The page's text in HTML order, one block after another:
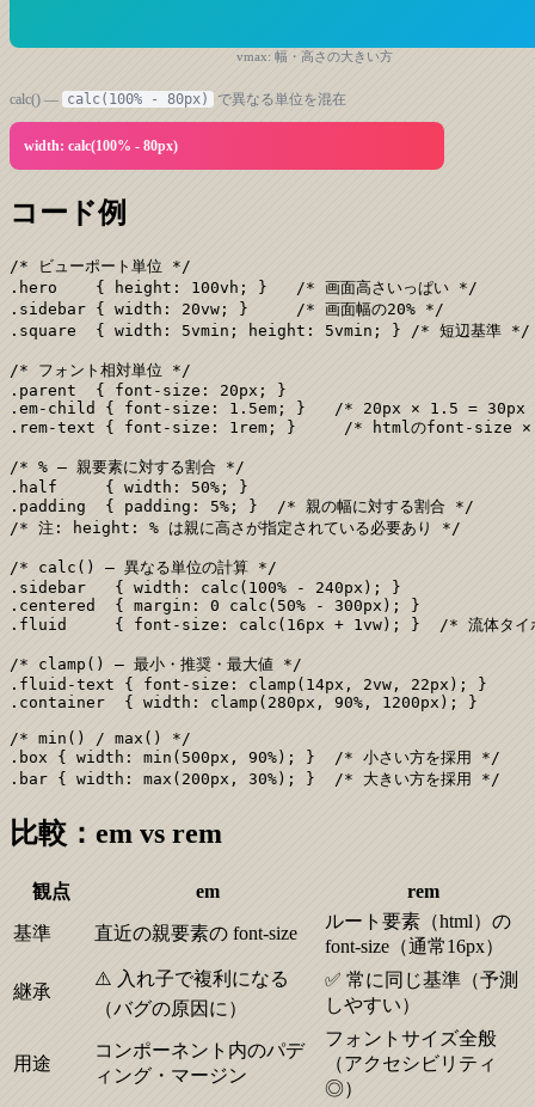
vmax: 幅・高さの大きい方
calc() — calc(100% - 80px) で異なる単位を混在
width: calc(100% - 80px)
コード例
/* ビューポート単位 */
.hero    { height: 100vh; }   /* 画面高さいっぱい */
.sidebar { width: 20vw; }     /* 画面幅の20% */
.square  { width: 5vmin; height: 5vmin; } /* 短辺基準 */
/* フォント相対単位 */
.parent  { font-size: 20px; }
.em-child { font-size: 1.5em; }   /* 20px × 1.5 =
.rem-text { font-size: 1rem; }     /* htmlのfont-size ×
/* % — 親要素に対する割合 */
.half     { width: 50%; }
.padding  { padding: 5%; }  /* 親の幅に対する割合 */
/* 注: height: % は親に高さが指定されている必要あり */
/* calc() — 異なる単位の計算 */
.sidebar   { width: calc(100% - 240px); }
.centered  { margin: 0 calc(50% - 300px); }
.fluid     { font-size: calc(16px + 1vw); }  /* 流体タイポ
/* clamp() — 最小・推奨・最大値 */
.fluid-text { font-size: clamp(14px, 2vw, 22px); }
.container  { width: clamp(280px, 90%, 1200px); }
/* min() / max() */
.box { width: min(500px, 90%); }  /* 小さい方を採用 */
.bar { width: max(200px, 30%); }  /* 大きい方を採用 */
比較：em vs rem
観点 em rem
基準 直近の親要素の font-size
ルート要素（html）の
font-size（通常16px）
継承
⚠️ 入れ子で複利になる
（バグの原因に）
✅ 常に同じ基準（予測
しやすい）
用途
コンポーネント内のパデ
ィング・マージン
フォントサイズ全般
（アクセシビリティ
◎）